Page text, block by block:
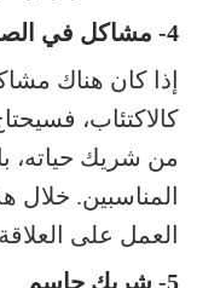
4- مشاكل في الصحة العقلية
إذا كان هناك
كالاكتئاب،
من شريك حياته،
المناسبين. خلال
العمل على
5- شريك حاسم